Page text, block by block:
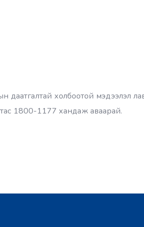
даатгалтай холбоотой мэдээлэл
1800-1177 хандаж аваарай.